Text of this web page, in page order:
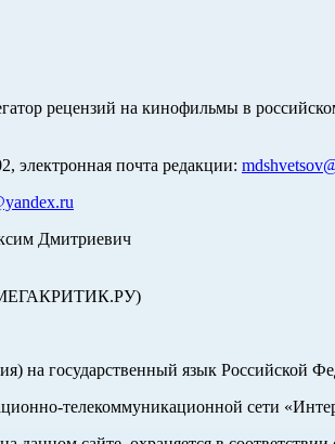
рецензий на кинофильмы в
электронная почта редакции:
Дмитриевич
на государственный язык Российской
телекоммуникационной сети